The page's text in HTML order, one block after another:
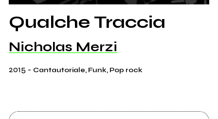
Qualche Traccia
Nicholas Merzi
2015- Cantautoriale, Funk, Pop rock